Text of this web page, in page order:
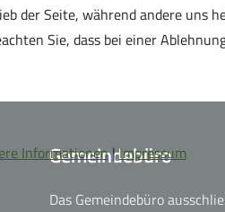
Gemeindebüro
Das Gemeindebüro
der Seite, während andere uns
Sie, dass bei einer
Informationen|Impressum